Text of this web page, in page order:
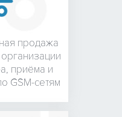
продажа
организации
приёма и
GSM-сетям